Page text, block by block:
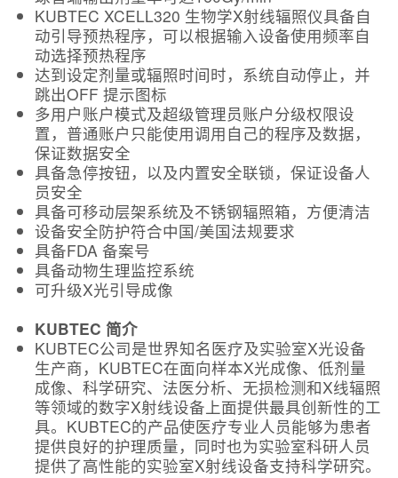
KUBTEC XCELL320 生物学X射线辐照仪具备自
动引导预热程序，可以根据输入设备使用频率自
动选择预热程序
达到设定剂量或辐照时间时，系统自动停止，并
跳出OFF 提示图标
多用户账户模式及超级管理员账户分级权限设
置，普通账户只能使用调用自己的程序及数据，
保证数据安全
具备急停按钮，以及内置安全联锁，保证设备人
员安全
具备可移动层架系统及不锈钢辐照箱，方便清洁
设备安全防护符合中国/美国法规要求
具备FDA 备案号
具备动物生理监控系统
可升级X光引导成像
KUBTEC 简介
KUBTEC公司是世界知名医疗及实验室X光设备
生产商，KUBTEC在面向样本X光成像、低剂量
成像、科学研究、法医分析、无损检测和X线辐照
等领域的数字X射线设备上面提供最具创新性的工
具。KUBTEC的产品使医疗专业人员能够为患者
提供良好的护理质量，同时也为实验室科研人员
提供了高性能的实验室X射线设备支持科学研究。